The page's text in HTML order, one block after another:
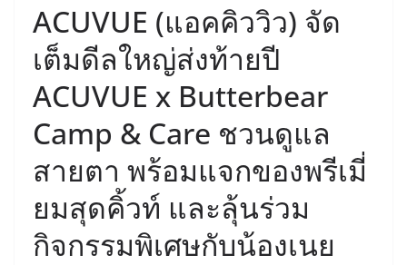
ACUVUE (แอคคิววิว) จัด
เต็มดีลใหญ่ส่งท้ายปี
ACUVUE x Butterbear
Camp & Care ชวนดูแล
สายตา พร้อมแจกของพรีเมี่
ยมสุดคิ้วท์ และลุ้นร่วม
กิจกรรมพิเศษกับน้องเนย